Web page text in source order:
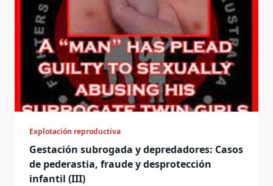
Explotación reproductiva
Gestación subrogada y depredadores: Casos
de pederastia, fraude y desprotección
infantil (III)